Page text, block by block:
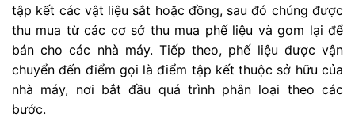
tập kết các vật liệu sắt hoặc đồng, sau đó chúng được
thu mua từ các cơ sở thu mua phế liệu và gom lại để
bán cho các nhà máy. Tiếp theo, phế liệu được vận
chuyển đến điểm gọi là điểm tập kết thuộc sở hữu của
nhà máy, nơi bắt đầu quá trình phân loại theo các
bước.